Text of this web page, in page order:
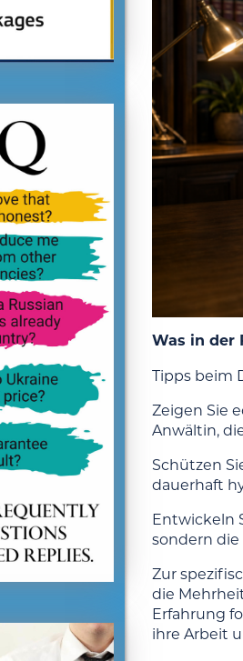
Was in der
Tipps beim
Zeigen Sie
Anwältin,
Schützen
dauerhaft
Entwickeln
sondern die
Zur
die
Erfahrung
ihre Arbeit